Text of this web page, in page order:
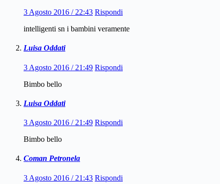
3 Agosto 2016 / 22:43 Rispondi
intelligenti sn i bambini veramente
Luisa Oddati
3 Agosto 2016 / 21:49 Rispondi
Bimbo bello
Luisa Oddati
3 Agosto 2016 / 21:49 Rispondi
Bimbo bello
Coman Petronela
3 Agosto 2016 / 21:43 Rispondi